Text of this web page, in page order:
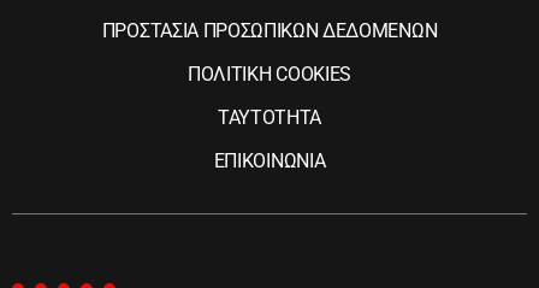
ΠΡΟΣΤΑΣΙΑ ΠΡΟΣΩΠΙΚΩΝ ΔΕΔΟΜΕΝΩΝ
ΠΟΛΙΤΙΚΗ COOKIES
ΤΑΥΤΟΤΗΤΑ
ΕΠΙΚΟΙΝΩΝΙΑ